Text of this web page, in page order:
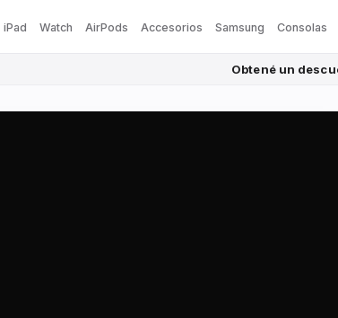
iPad Watch AirPods Accesorios Samsung Consolas
Obtené un